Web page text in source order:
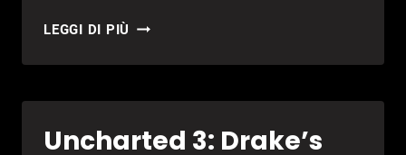
LEGGI DI PIÙ SUPER
3D
ANTEPRIMA
Uncharted 3: Drake’s